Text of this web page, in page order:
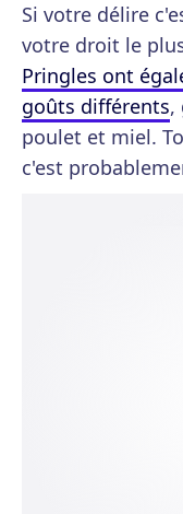
Si votre délire
votre droit le
Pringles ont
goûts différents,
poulet et miel.
c'est